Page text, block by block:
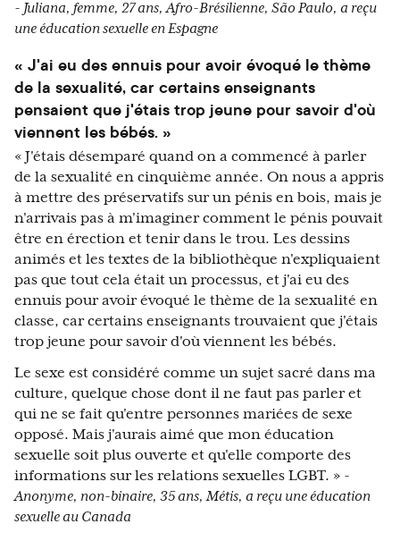
- Juliana, femme, 27 ans, Afro-Brésilienne, São Paulo, a reçu
une éducation sexuelle en Espagne
« J'ai eu des ennuis pour avoir évoqué le thème
de la sexualité, car certains enseignants
pensaient que j'étais trop jeune pour savoir d'où
viennent les bébés. »
« J'étais désemparé quand on a commencé à parler
de la sexualité en cinquième année. On nous a appris
à mettre des préservatifs sur un pénis en bois, mais je
n'arrivais pas à m'imaginer comment le pénis pouvait
être en érection et tenir dans le trou. Les dessins
animés et les textes de la bibliothèque n'expliquaient
pas que tout cela était un processus, et j'ai eu des
ennuis pour avoir évoqué le thème de la sexualité en
classe, car certains enseignants trouvaient que j'étais
trop jeune pour savoir d'où viennent les bébés.
Le sexe est considéré comme un sujet sacré dans ma
culture, quelque chose dont il ne faut pas parler et
qui ne se fait qu'entre personnes mariées de sexe
opposé. Mais j'aurais aimé que mon éducation
sexuelle soit plus ouverte et qu'elle comporte des
informations sur les relations sexuelles LGBT. » -
Anonyme, non-binaire, 35 ans, Métis, a reçu une éducation
sexuelle au Canada